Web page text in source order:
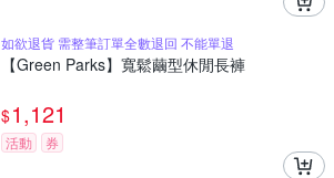
如欲退貨 需整筆訂單全數退回 不能單退
【Green Parks】寬鬆繭型休閒長褲
$1,121
活動 券